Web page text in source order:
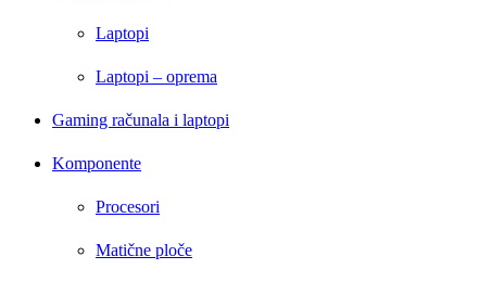
Laptopi
Laptopi – oprema
Gaming računala i laptopi
Komponente
Procesori
Matične ploče